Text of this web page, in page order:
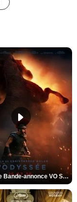
L'Odyssée Bande-annonce VO STFR